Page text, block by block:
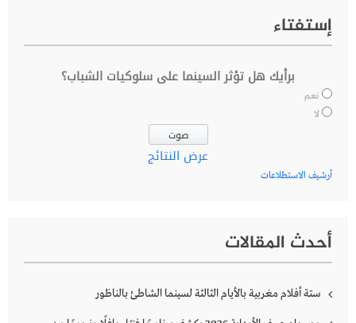
إستفتاء
برأيك هل تؤثر السينما على سلوكيات الشباب؟
نعم
لا
عرض النتائج
أرشيف الاستطلاعات
أحدث المقالات
ستة أفلام مغربية بالأيام الثالثة لسينما الشاطئ بالناظور